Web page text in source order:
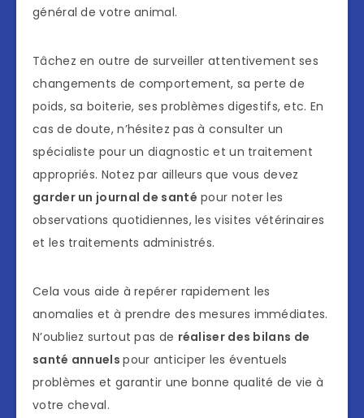
général de votre animal.
Tâchez en outre de surveiller attentivement ses
changements de comportement, sa perte de
poids, sa boiterie, ses problèmes digestifs, etc. En
cas de doute, n’hésitez pas à consulter un
spécialiste pour un diagnostic et un traitement
appropriés. Notez par ailleurs que vous devez
garder un journal de santé pour noter les
observations quotidiennes, les visites vétérinaires
et les traitements administrés.
Cela vous aide à repérer rapidement les
anomalies et à prendre des mesures immédiates.
N’oubliez surtout pas de réaliser des bilans de
santé annuelspour anticiper les éventuels
problèmes et garantir une bonne qualité de vie à
votre cheval.